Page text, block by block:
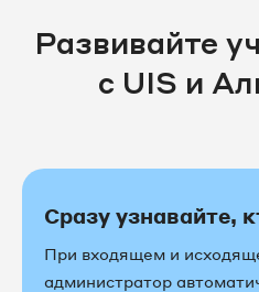
Развивайте
с UIS и
Сразу узнавайте,
При входящем и
администратор